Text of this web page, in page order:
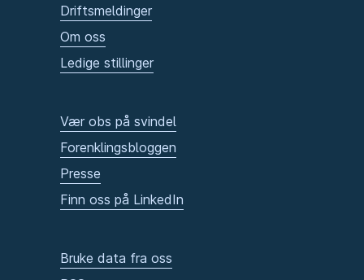
Driftsmeldinger
Om oss
Ledige stillinger
Vær obs på svindel
Forenklingsbloggen
Presse
Finn oss på LinkedIn
Bruke data fra oss